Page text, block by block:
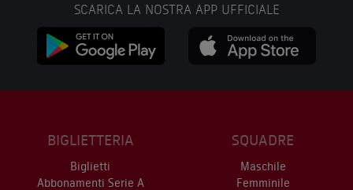
SCARICA LA NOSTRA APP UFFICIALE
BIGLIETTERIA
Biglietti
Abbonamenti Serie A
SQUADRE
Maschile
Femminile